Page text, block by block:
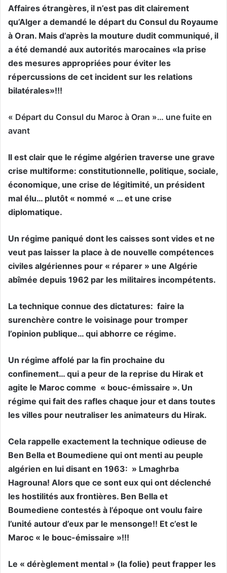
Affaires étrangères, il n’est pas dit clairement
qu’Alger a demandé le départ du Consul du Royaume
à Oran. Mais d’après la mouture dudit communiqué, il
a été demandé aux autorités marocaines «la prise
des mesures appropriées pour éviter les
répercussions de cet incident sur les relations
bilatérales»!!!
« Départ du Consul du Maroc à Oran »… une fuite en
avant
Il est clair que le régime algérien traverse une grave
crise multiforme: constitutionnelle, politique, sociale,
économique, une crise de légitimité, un président
mal élu… plutôt « nommé « … et une crise
diplomatique.
Un régime paniqué dont les caisses sont vides et ne
veut pas laisser la place à de nouvelle compétences
civiles algériennes pour « réparer » une Algérie
abîmée depuis 1962 par les militaires incompétents.
La technique connue des dictatures: faire la
surenchère contre le voisinage pour tromper
l’opinion publique… qui abhorre ce régime.
Un régime affolé par la fin prochaine du
confinement… qui a peur de la reprise du Hirak et
agite le Maroc comme « bouc-émissaire ». Un
régime qui fait des rafles chaque jour et dans toutes
les villes pour neutraliser les animateurs du Hirak.
Cela rappelle exactement la technique odieuse de
Ben Bella et Boumediene qui ont menti au peuple
algérien en lui disant en 1963: » Lmaghrba
Hagrouna! Alors que ce sont eux qui ont déclenché
les hostilités aux frontières. Ben Bella et
Boumediene contestés à l’époque ont voulu faire
l’unité autour d’eux par le mensonge!! Et c’est le
Maroc « le bouc-émissaire »!!!
Le « dérèglement mental » (la folie) peut frapper les